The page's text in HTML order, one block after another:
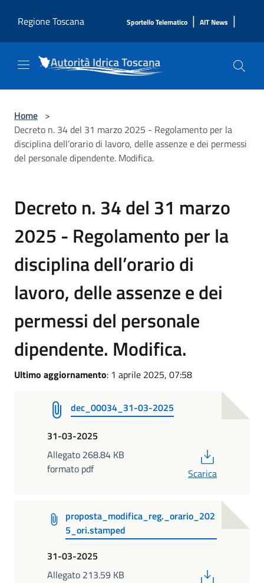
Regione Toscana
Sportello Telematico | AIT News |
Home >
Decreto n. 34 del 31 marzo 2025 - Regolamento per la
disciplina dell’orario di lavoro, delle assenze e dei permessi
del personale dipendente. Modifica.
Decreto n. 34 del 31 marzo
2025 - Regolamento per la
disciplina dell’orario di
lavoro, delle assenze e dei
permessi del personale
dipendente. Modifica.
Ultimo aggiornamento: 1 aprile 2025, 07:58
dec_00034_31-03-2025
31-03-2025
Allegato 268.84 KB
formato pdf
Scarica
proposta_modifica_reg._orario_202
5_ori.stamped
31-03-2025
Allegato 213.59 KB